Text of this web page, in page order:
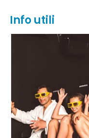
Info utili